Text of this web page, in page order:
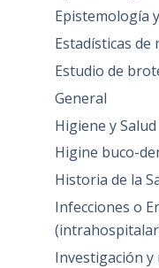
Epistemología
Estadísticas de
Estudio de
General
Higiene y
Higine buco-
Historia de la
Infecciones o
Investigación